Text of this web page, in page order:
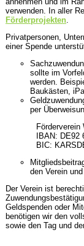
verwenden. In aller
Förderprojekten.
Privatpersonen,
einer Spende
sollte im
werden.
Baukästen,
per
Förderverein
IBAN: DE92
BIC:
den Verein
Der Verein ist
Geldspenden oder
benötigen wir den
sowie den Tag und